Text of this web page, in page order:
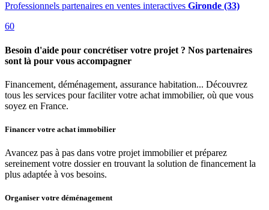
Professionnels partenaires en ventes interactives Gironde (33)
60
Besoin d'aide pour concrétiser votre projet ? Nos partenaires
sont là pour vous accompagner
Financement, déménagement, assurance habitation... Découvrez
tous les services pour faciliter votre achat immobilier, où que vous
soyez en France.
Financer votre achat immobilier
Avancez pas à pas dans votre projet immobilier et préparez
sereinement votre dossier en trouvant la solution de financement la
plus adaptée à vos besoins.
Organiser votre déménagement